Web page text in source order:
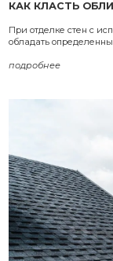
КАК КЛАСТЬ
При отделке стен с
обладать
подробнее